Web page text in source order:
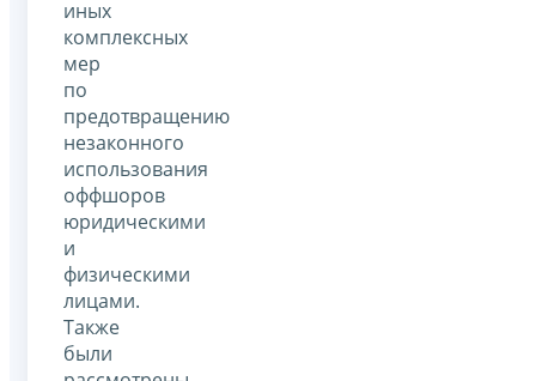
иных
комплексных
мер
по
предотвращению
незаконного
использования
оффшоров
юридическими
и
физическими
лицами.
Также
были